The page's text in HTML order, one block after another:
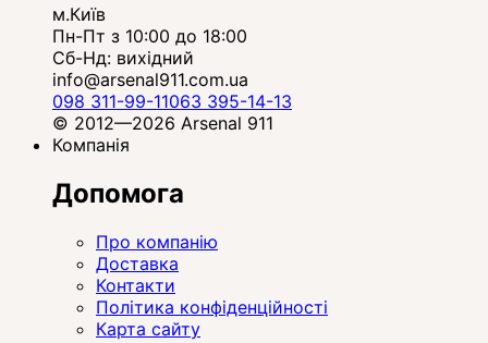
м.Київ
Пн-Пт з 10:00 до 18:00
Сб-Нд: вихідний
info@arsenal911.com.ua
098 311-99-11063 395-14-13
© 2012—2026 Arsenal 911
Компанія
Допомога
Про компанію
Доставка
Контакти
Політика конфіденційності
Карта сайту